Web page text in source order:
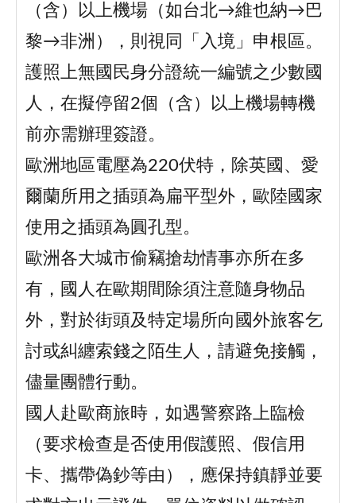
（含）以上機場（如台北→維也納→巴
黎→非洲），則視同「入境」申根區。
護照上無國民身分證統一編號之少數國
人，在擬停留2個（含）以上機場轉機
前亦需辦理簽證。
歐洲地區電壓為220伏特，除英國、愛
爾蘭所用之插頭為扁平型外，歐陸國家
使用之插頭為圓孔型。
歐洲各大城市偷竊搶劫情事亦所在多
有，國人在歐期間除須注意隨身物品
外，對於街頭及特定場所向國外旅客乞
討或糾纏索錢之陌生人，請避免接觸，
儘量團體行動。
國人赴歐商旅時，如遇警察路上臨檢
（要求檢查是否使用假護照、假信用
卡、攜帶偽鈔等由），應保持鎮靜並要